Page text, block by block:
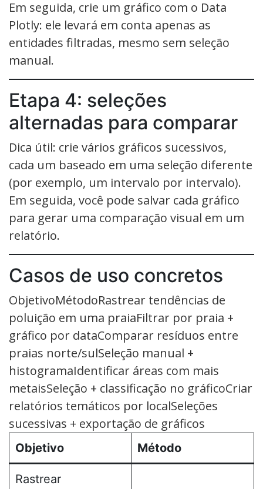
Em seguida, crie um gráfico com o Data
Plotly: ele levará em conta apenas as
entidades filtradas, mesmo sem seleção
manual.
Etapa 4: seleções
alternadas para comparar
Dica útil: crie vários gráficos sucessivos,
cada um baseado em uma seleção diferente
(por exemplo, um intervalo por intervalo).
Em seguida, você pode salvar cada gráfico
para gerar uma comparação visual em um
relatório.
Casos de uso concretos
ObjetivoMétodoRastrear tendências de
poluição em uma praiaFiltrar por praia +
gráfico por dataComparar resíduos entre
praias norte/sulSeleção manual +
histogramaIdentificar áreas com mais
metaisSeleção + classificação no gráficoCriar
relatórios temáticos por localSeleções
sucessivas + exportação de gráficos
Objetivo Método
Rastrear